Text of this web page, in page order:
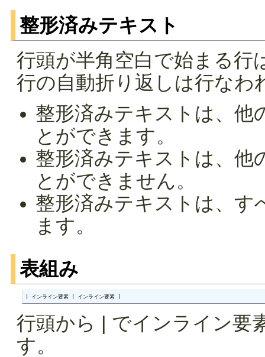
整形済みテキスト
行頭が半角空白で始まる行
行の自動折り返しは行なわ
整形済みテキストは、他
とができます。
整形済みテキストは、他
とができません。
整形済みテキストは、す
ます。
表組み
| インライン要素 | インライン要素 |
行頭から | でインライン要
す。